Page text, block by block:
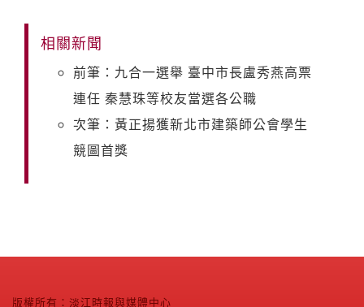
相關新聞
前筆：九合一選舉 臺中市長盧秀燕高票
連任 秦慧珠等校友當選各公職
次筆：黃正揚獲新北市建築師公會學生
競圖首獎
版權所有：淡江時報與媒體中心